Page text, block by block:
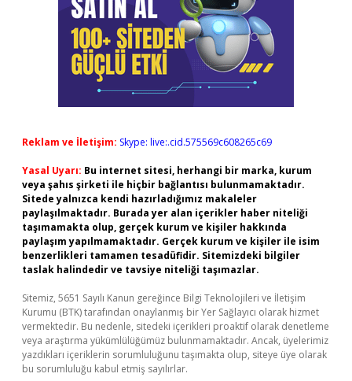
Reklam ve İletişim: Skype: live:.cid.575569c608265c69
Yasal Uyarı: Bu internet sitesi, herhangi bir marka, kurum
veya şahıs şirketi ile hiçbir bağlantısı bulunmamaktadır.
Sitede yalnızca kendi hazırladığımız makaleler
paylaşılmaktadır. Burada yer alan içerikler haber niteliği
taşımamakta olup, gerçek kurum ve kişiler hakkında
paylaşım yapılmamaktadır. Gerçek kurum ve kişiler ile isim
benzerlikleri tamamen tesadüfidir. Sitemizdeki bilgiler
taslak halindedir ve tavsiye niteliği taşımazlar.
Sitemiz, 5651 Sayılı Kanun gereğince Bilgi Teknolojileri ve İletişim
Kurumu (BTK) tarafından onaylanmış bir Yer Sağlayıcı olarak hizmet
vermektedir. Bu nedenle, sitedeki içerikleri proaktif olarak denetleme
veya araştırma yükümlülüğümüz bulunmamaktadır. Ancak, üyelerimiz
yazdıkları içeriklerin sorumluluğunu taşımakta olup, siteye üye olarak
bu sorumluluğu kabul etmiş sayılırlar.